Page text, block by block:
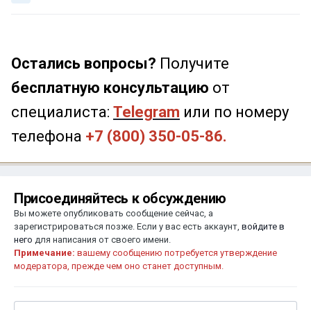
Остались вопросы? Получите
бесплатную консультацию от
специалиста: Telegram или по номеру
телефона +7 (800) 350-05-86.
Присоединяйтесь к обсуждению
Вы можете опубликовать сообщение сейчас, а
зарегистрироваться позже. Если у вас есть аккаунт, войдите в
него для написания от своего имени.
Примечание: вашему сообщению потребуется утверждение
модератора, прежде чем оно станет доступным.